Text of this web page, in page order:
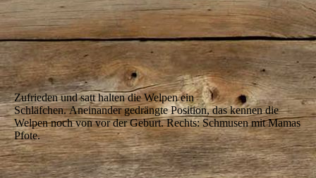
IMG_5671
Zufrieden und satt halten die Welpen ein
Schläfchen. Aneinander gedrängte Position, das kennen die
Welpen noch von vor der Geburt. Rechts: Schmusen mit Mamas
Pfote.